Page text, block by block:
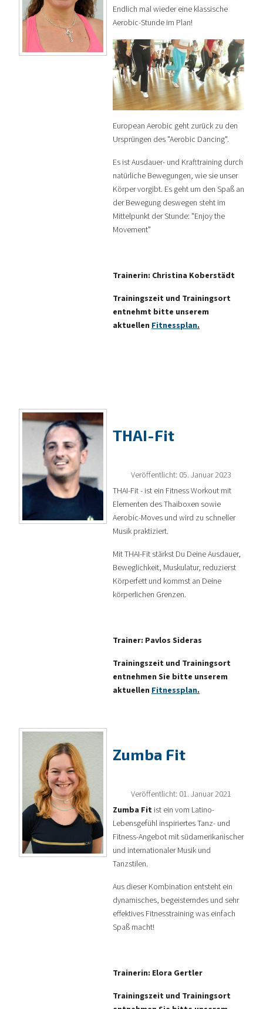
Endlich mal wieder eine klassische
Aerobic-Stunde im Plan!
European Aerobic geht zurück zu den
Ursprüngen des "Aerobic Dancing".
Es ist Ausdauer- und Krafttraining durch
natürliche Bewegungen, wie sie unser
Körper vorgibt. Es geht um den Spaß an
der Bewegung deswegen steht im
Mittelpunkt der Stunde: "Enjoy the
Movement"
Trainerin: Christina Koberstädt
Trainingszeit und Trainingsort
entnehmt bitte unserem
aktuellen Fitnessplan.
THAI-Fit
Veröffentlicht: 05. Januar 2023
THAI-Fit - ist ein Fitness Workout mit
Elementen des Thaiboxen sowie
Aerobic-Moves und wird zu schneller
Musik praktiziert.
Mit THAI-Fit stärkst Du Deine Ausdauer,
Beweglichkeit, Muskulatur, reduzierst
Körperfett und kommst an Deine
körperlichen Grenzen.
Trainer: Pavlos Sideras
Trainingszeit und Trainingsort
entnehmen Sie bitte unserem
aktuellen Fitnessplan.
Zumba Fit
Veröffentlicht: 01. Januar 2021
Zumba Fit ist ein vom Latino-
Lebensgefühl inspiriertes Tanz- und
Fitness-Angebot mit südamerikanischer
und internationaler Musik und
Tanzstilen.
Aus dieser Kombination entsteht ein
dynamisches, begeisterndes und sehr
effektives Fitnesstraining was einfach
Spaß macht!
Trainerin: Elora Gertler
Trainingszeit und Trainingsort